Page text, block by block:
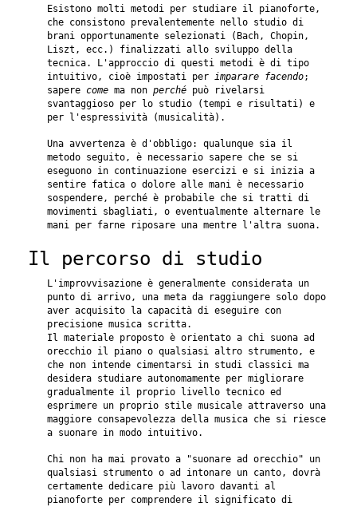
Esistono molti metodi per studiare il pianoforte,
che consistono prevalentemente nello studio di
brani opportunamente selezionati (Bach, Chopin,
Liszt, ecc.) finalizzati allo sviluppo della
tecnica. L'approccio di questi metodi è di tipo
intuitivo, cioè impostati per imparare facendo;
sapere come ma non perché può rivelarsi
svantaggioso per lo studio (tempi e risultati) e
per l'espressività (musicalità).
Una avvertenza è d'obbligo: qualunque sia il
metodo seguito, è necessario sapere che se si
eseguono in continuazione esercizi e si inizia a
sentire fatica o dolore alle mani è necessario
sospendere, perché è probabile che si tratti di
movimenti sbagliati, o eventualmente alternare le
mani per farne riposare una mentre l'altra suona.
Il percorso di studio
L'improvvisazione è generalmente considerata un
punto di arrivo, una meta da raggiungere solo dopo
aver acquisito la capacità di eseguire con
precisione musica scritta.
Il materiale proposto è orientato a chi suona ad
orecchio il piano o qualsiasi altro strumento, e
che non intende cimentarsi in studi classici ma
desidera studiare autonomamente per migliorare
gradualmente il proprio livello tecnico ed
esprimere un proprio stile musicale attraverso una
maggiore consapevolezza della musica che si riesce
a suonare in modo intuitivo.
Chi non ha mai provato a "suonare ad orecchio" un
qualsiasi strumento o ad intonare un canto, dovrà
certamente dedicare più lavoro davanti al
pianoforte per comprendere il significato di